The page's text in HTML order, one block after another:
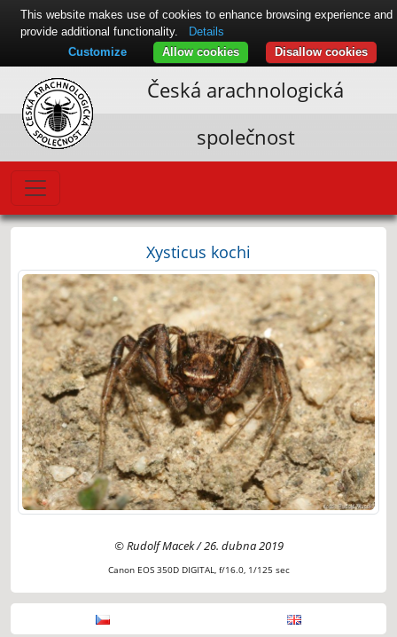
Česká arachnologická
společnost
Xysticus kochi
© Rudolf Macek / 26. dubna 2019
Canon EOS 350D DIGITAL, f/16.0, 1/125 sec
This website makes use of cookies to enhance browsing experience and
provide additional functionality.
Details
Disallow cookies
Allow cookies
Customize